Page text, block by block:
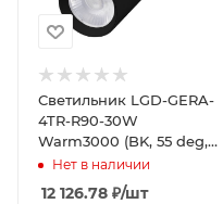
Светильник LGD-GERA-
4TR-R90-30W
Warm3000 (BK, 55 deg,
230V, DALI) (Arlight, IP20
Металл, 5 лет)
Нет в наличии
12 126.78 ₽/шт